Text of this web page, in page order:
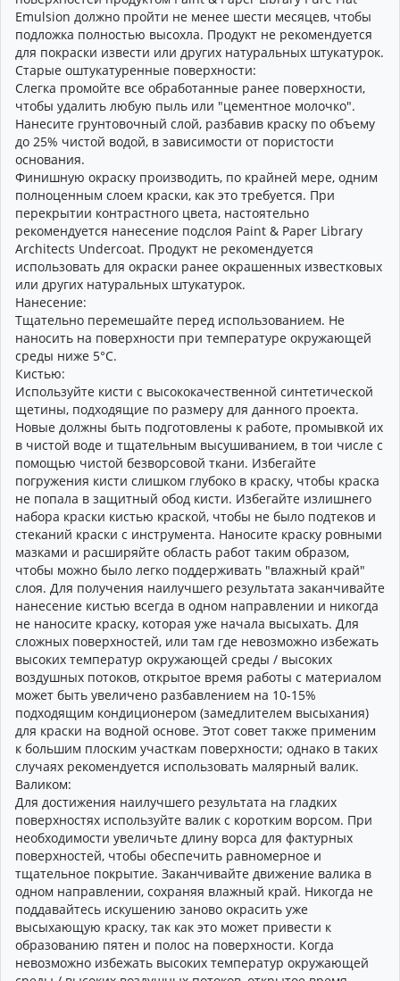
Emulsion должно пройти не менее шести месяцев, чтобы
подложка полностью высохла. Продукт не рекомендуется
для покраски извести или других натуральных штукатурок.
Старые оштукатуренные поверхности:
Слегка промойте все обработанные ранее поверхности,
чтобы удалить любую пыль или "цементное молочко".
Нанесите грунтовочный слой, разбавив краску по объему
до 25% чистой водой, в зависимости от пористости
основания.
Финишную окраску производить, по крайней мере, одним
полноценным слоем краски, как это требуется. При
перекрытии контрастного цвета, настоятельно
рекомендуется нанесение подслоя Paint & Paper Library
Architects Undercoat. Продукт не рекомендуется
использовать для окраски ранее окрашенных известковых
или других натуральных штукатурок.
Нанесение:
Тщательно перемешайте перед использованием. Не
наносить на поверхности при температуре окружающей
среды ниже 5°C.
Кистью:
Используйте кисти с высококачественной синтетической
щетины, подходящие по размеру для данного проекта.
Новые должны быть подготовлены к работе, промывкой их
в чистой воде и тщательным высушиванием, в тои числе с
помощью чистой безворсовой ткани. Избегайте
погружения кисти слишком глубоко в краску, чтобы краска
не попала в защитный обод кисти. Избегайте излишнего
набора краски кистью краской, чтобы не было подтеков и
стеканий краски с инструмента. Наносите краску ровными
мазками и расширяйте область работ таким образом,
чтобы можно было легко поддерживать "влажный край"
слоя. Для получения наилучшего результата заканчивайте
нанесение кистью всегда в одном направлении и никогда
не наносите краску, которая уже начала высыхать. Для
сложных поверхностей, или там где невозможно избежать
высоких температур окружающей среды / высоких
воздушных потоков, открытое время работы с материалом
может быть увеличено разбавлением на 10-15%
подходящим кондиционером (замедлителем высыхания)
для краски на водной основе. Этот совет также применим
к большим плоским участкам поверхности; однако в таких
случаях рекомендуется использовать малярный валик.
Валиком:
Для достижения наилучшего результата на гладких
поверхностях используйте валик с коротким ворсом. При
необходимости увеличьте длину ворса для фактурных
поверхностей, чтобы обеспечить равномерное и
тщательное покрытие. Заканчивайте движение валика в
одном направлении, сохраняя влажный край. Никогда не
поддавайтесь искушению заново окрасить уже
высыхающую краску, так как это может привести к
образованию пятен и полос на поверхности. Когда
невозможно избежать высоких температур окружающей